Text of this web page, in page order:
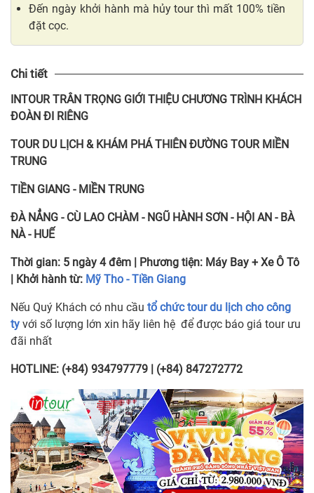
Đến ngày khởi hành mà hủy tour thì mất 100% tiền
đặt cọc.
Chi tiết
INTOURTRÂN TRỌNG GIỚI THIỆU CHƯƠNG TRÌNH KHÁCH
ĐOÀN ĐI RIÊNG
TOUR DU LỊCH & KHÁM PHÁ THIÊN ĐƯỜNG TOUR MIỀN
TRUNG
TIỀN GIANG - MIỀN TRUNG
ĐÀ NẲNG - CÙ LAO CHÀM - NGŨ HÀNH SƠN - HỘI AN - BÀ
NÀ - HUẾ
Thời gian: 5 ngày 4 đêm | Phương tiện: Máy Bay + Xe Ô Tô
| Khởi hành từ: Mỹ Tho - Tiền Giang
Nếu Quý Khách có nhu cầu tổ chức tour du lịch cho công
ty với số lượng lớn xin hãy liên hệ để được báo giá tour ưu
đãi nhất
HOTLINE: (+84) 934797779 | (+84) 847272772